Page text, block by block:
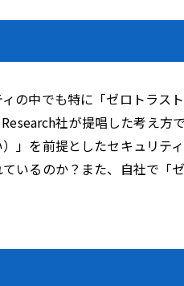
d
e
の中でも特に「ゼロトラス
社が提唱した考え方
」を前提としたセキュリティ
いるのか？また、自社で「